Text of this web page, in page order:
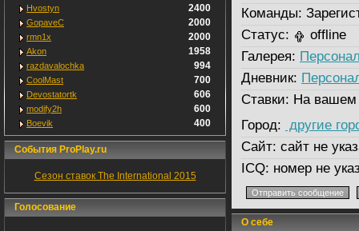
Hvostyn 2400
GopaveC 2000
rmn1x 2000
Akon 1958
razdavalochka 994
CoolMast 700
Devostatortk 606
modify2h 600
Boevik 400
События ProPlay.ru
Сезон ставок The International 2015
Голосование
Команды:
Статус:
offline
Галерея:
Дневник:
Ставки: На вашем
Город: другие
Сайт: сайт не
ICQ: номер не
О себе